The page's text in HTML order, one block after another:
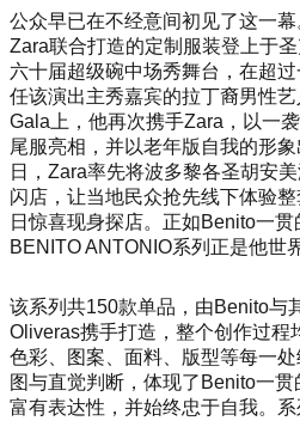
公众早已在不经意间初见了这一
Zara联合打造的定制服装登上于
六十届超级碗中场秀舞台，在超
任该演出主秀嘉宾的拉丁裔男性
Gala上，他再次携手Zara，以一
尾服亮相，并以老年版自我的形
日，Zara率先将波多黎各圣胡安
闪店，让当地民众抢先线下体验
日惊喜现身探店。正如Benito一
BENITO ANTONIO系列正是他世
该系列共150款单品，由Benito与
Oliveras携手打造，整个创作过程
色彩、图案、面料、版型等每一
图与直觉判断，体现了Benito一贯
富有表达性，并始终忠于自我。